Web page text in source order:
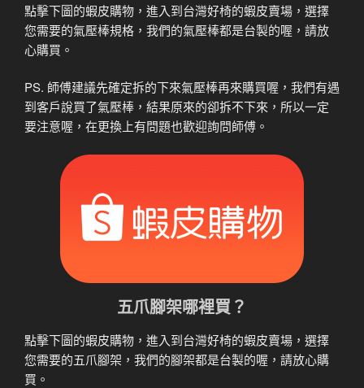
點擊下圖的蝦皮購物，進入到台灣好椅的蝦皮賣場，選擇
您需要的氣壓棒規格，我們的氣壓棒都是台製的喔，請放
心購買。
PS. 師傅建議先確定拆的下來氣壓棒再來購買喔，我們有遇
到客戶說買了氣壓棒，結果原來的卻拆不下來，所以一定
要注意喔，在更換上有問題也歡迎詢問師傅。
五爪腳架哪裡買？
點擊下圖的蝦皮購物，進入到台灣好椅的蝦皮賣場，選擇
您需要的五爪腳架，我們的腳架都是台製的喔，請放心購
買。